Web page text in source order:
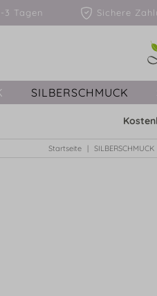
1-3 Tagen Sichere
SILBERSCHMUCK
Startseite SILBERSCHMUCK